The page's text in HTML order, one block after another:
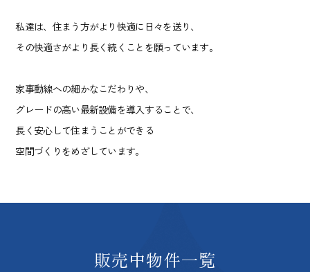
私達は、住まう方がより快適に日々を送り、
その快適さがより長く続くことを願っています。
家事動線への細かなこだわりや、
グレードの高い最新設備を導入することで、
長く安心して住まうことができる
空間づくりをめざしています。
販売中物件一覧